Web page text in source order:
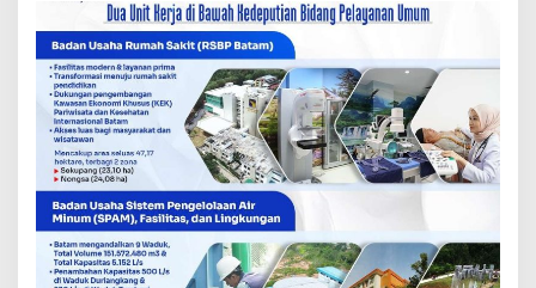
i
d
u
p
d
a
n
D
a
y
a
S
a